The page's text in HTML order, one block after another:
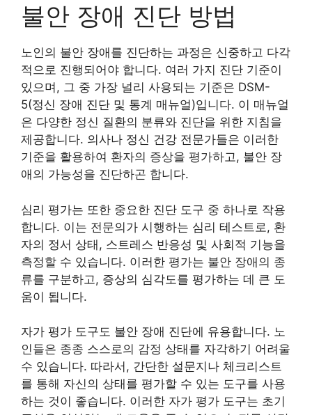
불안 장애 진단 방법
노인의 불안 장애를 진단하는 과정은 신중하고 다각
적으로 진행되어야 합니다. 여러 가지 진단 기준이
있으며, 그 중 가장 널리 사용되는 기준은 DSM-
5(정신 장애 진단 및 통계 매뉴얼)입니다. 이 매뉴얼
은 다양한 정신 질환의 분류와 진단을 위한 지침을
제공합니다. 의사나 정신 건강 전문가들은 이러한
기준을 활용하여 환자의 증상을 평가하고, 불안 장
애의 가능성을 진단하곤 합니다.
심리 평가는 또한 중요한 진단 도구 중 하나로 작용
합니다. 이는 전문의가 시행하는 심리 테스트로, 환
자의 정서 상태, 스트레스 반응성 및 사회적 기능을
측정할 수 있습니다. 이러한 평가는 불안 장애의 종
류를 구분하고, 증상의 심각도를 평가하는 데 큰 도
움이 됩니다.
자가 평가 도구도 불안 장애 진단에 유용합니다. 노
인들은 종종 스스로의 감정 상태를 자각하기 어려울
수 있습니다. 따라서, 간단한 설문지나 체크리스트
를 통해 자신의 상태를 평가할 수 있는 도구를 사용
하는 것이 좋습니다. 이러한 자가 평가 도구는 초기